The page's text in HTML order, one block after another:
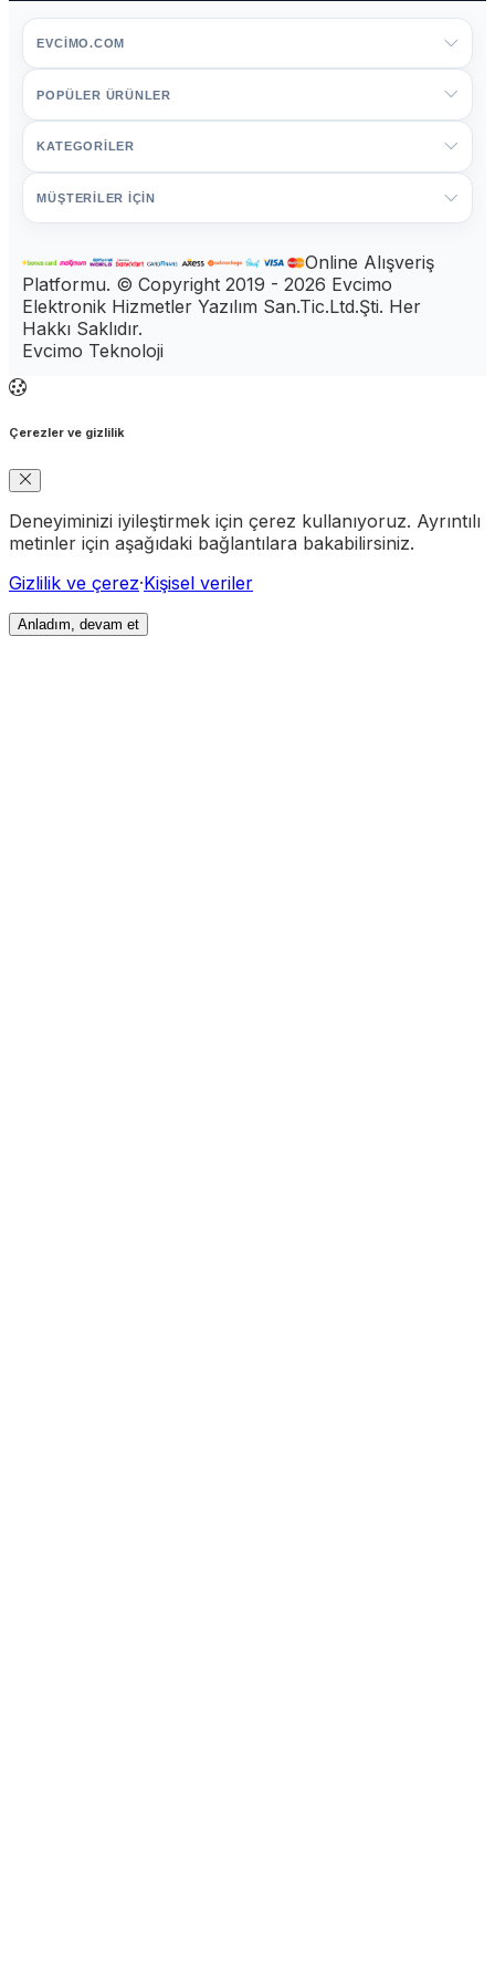
EVCIMO.COM
POPÜLER ÜRÜNLER
KATEGORİLER
MÜŞTERİLER İÇİN
Online Alışveriş
Platformu. © Copyright 2019 - 2026 Evcimo
Elektronik Hizmetler Yazılım San.Tic.Ltd.Şti. Her
Hakkı Saklıdır.
Evcimo Teknoloji
Çerezler ve gizlilik
Deneyiminizi iyileştirmek için çerez kullanıyoruz. Ayrıntılı
metinler için aşağıdaki bağlantılara bakabilirsiniz.
Gizlilik ve çerez·Kişisel veriler
Anladım, devam et